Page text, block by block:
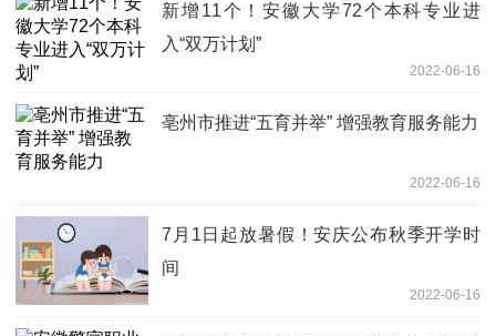
新增11个！安徽大学72个本科专业进
入“双万计划”
2022-06-16
亳州市推进“五育并举” 增强教育服务能力
2022-06-16
7月1日起放暑假！安庆公布秋季开学时
间
2022-06-16